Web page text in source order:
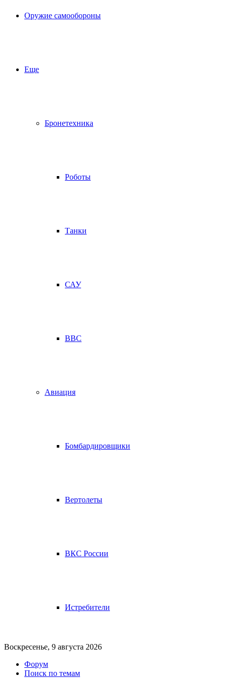
Оружие самообороны
Еще
Бронетехника
Роботы
Танки
САУ
ВВС
Авиация
Бомбардировщики
Вертолеты
ВКС России
Истребители
Воскресенье, 9 августа 2026
Форум
Поиск по темам